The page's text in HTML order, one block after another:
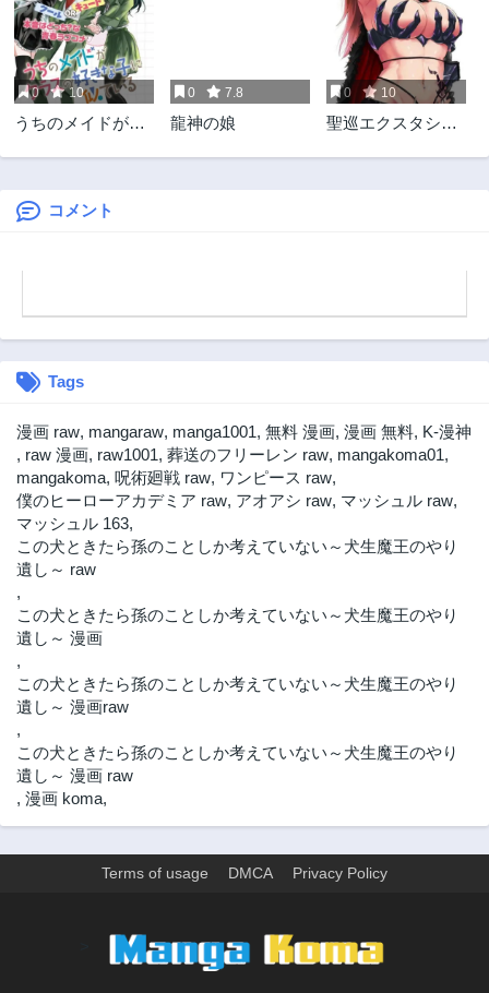
1年前
第2.2話
1年前
第1話
1年前
0 10
うちのメイドがク
0 7.8
龍神の娘
0 10
聖巡エクスタシー
ブッ倒します-
コメント
Tags
漫画 raw, mangaraw, manga1001, 無料 漫画, 漫画 無料, K-漫神
, raw 漫画, raw1001, 葬送のフリーレン raw, mangakoma01,
mangakoma, 呪術廻戦 raw, ワンピース raw,
僕のヒーローアカデミア raw, アオアシ raw, マッシュル raw,
マッシュル 163,
この犬ときたら孫のことしか考えていない～犬生魔王のやり
遺し～ raw
,
この犬ときたら孫のことしか考えていない～犬生魔王のやり
遺し～ 漫画
,
この犬ときたら孫のことしか考えていない～犬生魔王のやり
遺し～ 漫画raw
,
この犬ときたら孫のことしか考えていない～犬生魔王のやり
遺し～ 漫画 raw
, 漫画 koma,
Terms of usage DMCA Privacy Policy